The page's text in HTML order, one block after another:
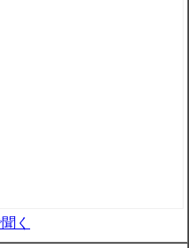
く